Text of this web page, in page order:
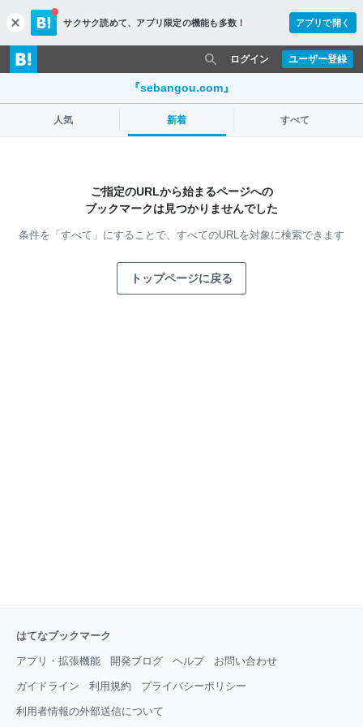
c
l
o
s
サクサク読めて、 アプリ限定の機能も多数！ アプリで開く
ユーザー登録
ログイン
『sebangou.com』
人気 新着 すべて
ご指定のURLから始まるページへの
ブックマークは見つかりませんでした
条件を「すべて」にすることで、 すべてのURLを対象に検索できます
トップページに戻る
はてなブックマーク
アプリ・拡張機能 開発ブログ ヘルプ お問い合わせ
ガイドライン 利用規約 プライバシーポリシー
利用者情報の外部送信について